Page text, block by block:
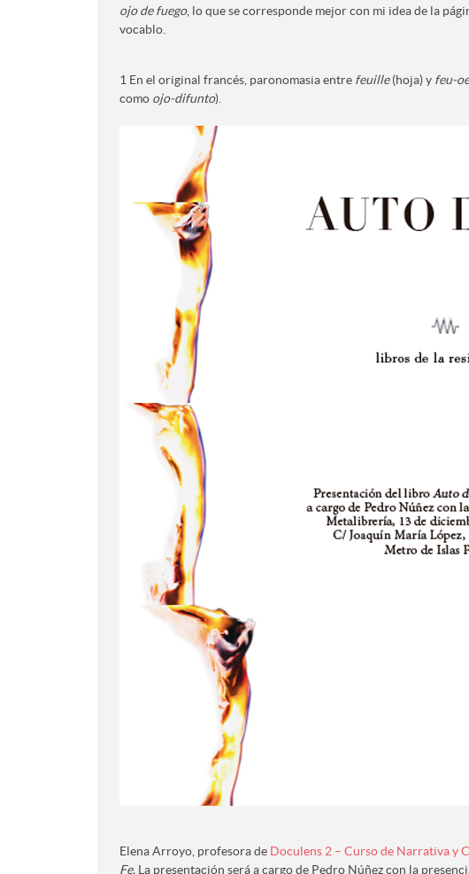
ojo de fuego, lo que se corresponde mejor con mi idea de la
vocablo.
1 En el original francés, paronomasia entre feuille(hoja) y feu-
como ojo-difunto).
Elena Arroyo, profesora de Doculens 2 – Curso de Narrativa y
Fe. La presentación será a cargo de Pedro Núñez con la